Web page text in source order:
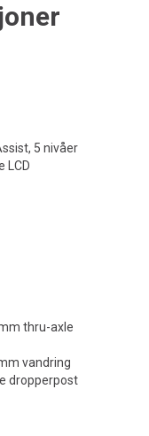
5 nivåer
LCD
thru-axle
vandring
dropperpost